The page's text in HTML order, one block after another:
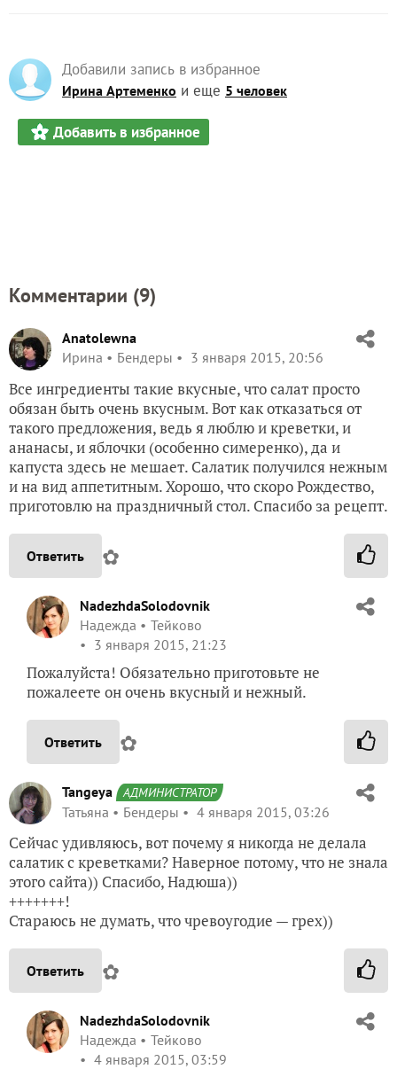
Добавили запись в избранное
Ирина Артеменко и еще 5 человек
Добавить в избранное
Комментарии (9)
Anatolewna
Ирина
Бендеры 3 января 2015, 20:56
Все ингредиенты такие вкусные, что салат просто
обязан быть очень вкусным. Вот как отказаться от
такого предложения, ведь я люблю и креветки, и
ананасы, и яблочки (особенно симеренко), да и
капуста здесь не мешает. Салатик получился нежным
и на вид аппетитным. Хорошо, что скоро Рождество,
приготовлю на праздничный стол. Спасибо за рецепт.
Ответить ✿
NadezhdaSolodovnik
Надежда
Тейково
3 января 2015, 21:23
Пожалуйста! Обязательно приготовьте не
пожалеете он очень вкусный и нежный.
Ответить ✿
Tangeya АДМИНИСТРАТОР
Татьяна Бендеры 4 января 2015, 03:26
Сейчас удивляюсь, вот почему я никогда не делала
салатик с креветками? Наверное потому, что не знала
этого сайта)) Спасибо, Надюша))
+++++++!
Стараюсь не думать, что чревоугодие — грех))
Ответить ✿
NadezhdaSolodovnik
Надежда
Тейково
4 января 2015, 03:59